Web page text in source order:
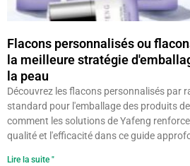
Flacons personnalisés ou
la meilleure stratégie
la peau
Découvrez les flacons personnalisés par
standard pour l'emballage des produits
comment les solutions de Yafeng
qualité et l'efficacité dans ce guide
Lire la suite "